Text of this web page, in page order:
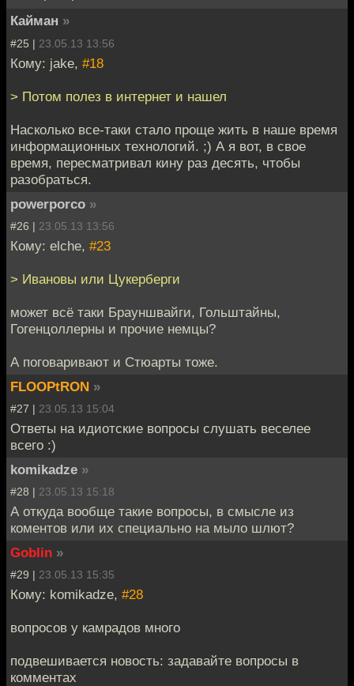
Кайман »
#25 | 23.05.13 13:56
Кому: jake, #18
> Потом полез в интернет и нашел
Насколько все-таки стало проще жить в наше время
информационных технологий. ;) А я вот, в свое
время, пересматривал кину раз десять, чтобы
разобраться.
powerporco »
#26 | 23.05.13 13:56
Кому: elche, #23
> Ивановы или Цукерберги
может всё таки Брауншвайги, Гольштайны,
Гогенцоллерны и прочие немцы?
А поговаривают и Стюарты тоже.
FLOOPtRON »
#27 | 23.05.13 15:04
Ответы на идиотские вопросы слушать веселее
всего :)
komikadze »
#28 | 23.05.13 15:18
А откуда вообще такие вопросы, в смысле из
коментов или их специально на мыло шлют?
Goblin »
#29 | 23.05.13 15:35
Кому: komikadze, #28
вопросов у камрадов много
подвешивается новость: задавайте вопросы в
комментах